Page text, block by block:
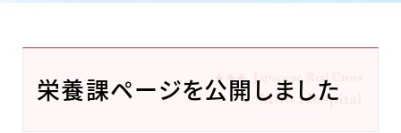
栄養課ページを公開しました